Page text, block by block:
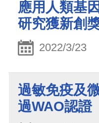
應用人類基
研究獲新創
2022/3/23
過敏免疫及
過WAO認證